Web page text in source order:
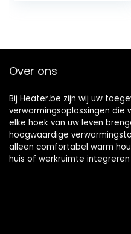
Over ons
Bij Heater.be zijn wij uw
verwarmingsoplossingen die
elke hoek van uw leven
hoogwaardige
alleen comfortabel warm
huis of werkruimte